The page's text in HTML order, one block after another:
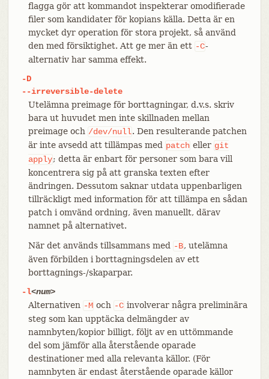
flagga gör att kommandot inspekterar omodifierade
filer som kandidater för kopians källa. Detta är en
mycket dyr operation för stora projekt, så använd
den med försiktighet. Att ge mer än ett -C-
alternativ har samma effekt.
-D
--irreversible-delete
Utelämna preimage för borttagningar, d.v.s. skriv
bara ut huvudet men inte skillnaden mellan
preimage och /dev/null. Den resulterande patchen
är inte avsedd att tillämpas med patch eller git
apply; detta är enbart för personer som bara vill
koncentrera sig på att granska texten efter
ändringen. Dessutom saknar utdata uppenbarligen
tillräckligt med information för att tillämpa en sådan
patch i omvänd ordning, även manuellt, därav
namnet på alternativet.
När det används tillsammans med -B, utelämna
även förbilden i borttagningsdelen av ett
borttagnings-/skaparpar.
-l<num>
Alternativen -M och -C involverar några preliminära
steg som kan upptäcka delmängder av
namnbyten/kopior billigt, följt av en uttömmande
del som jämför alla återstående oparade
destinationer med alla relevanta källor. (För
namnbyten är endast återstående oparade källor